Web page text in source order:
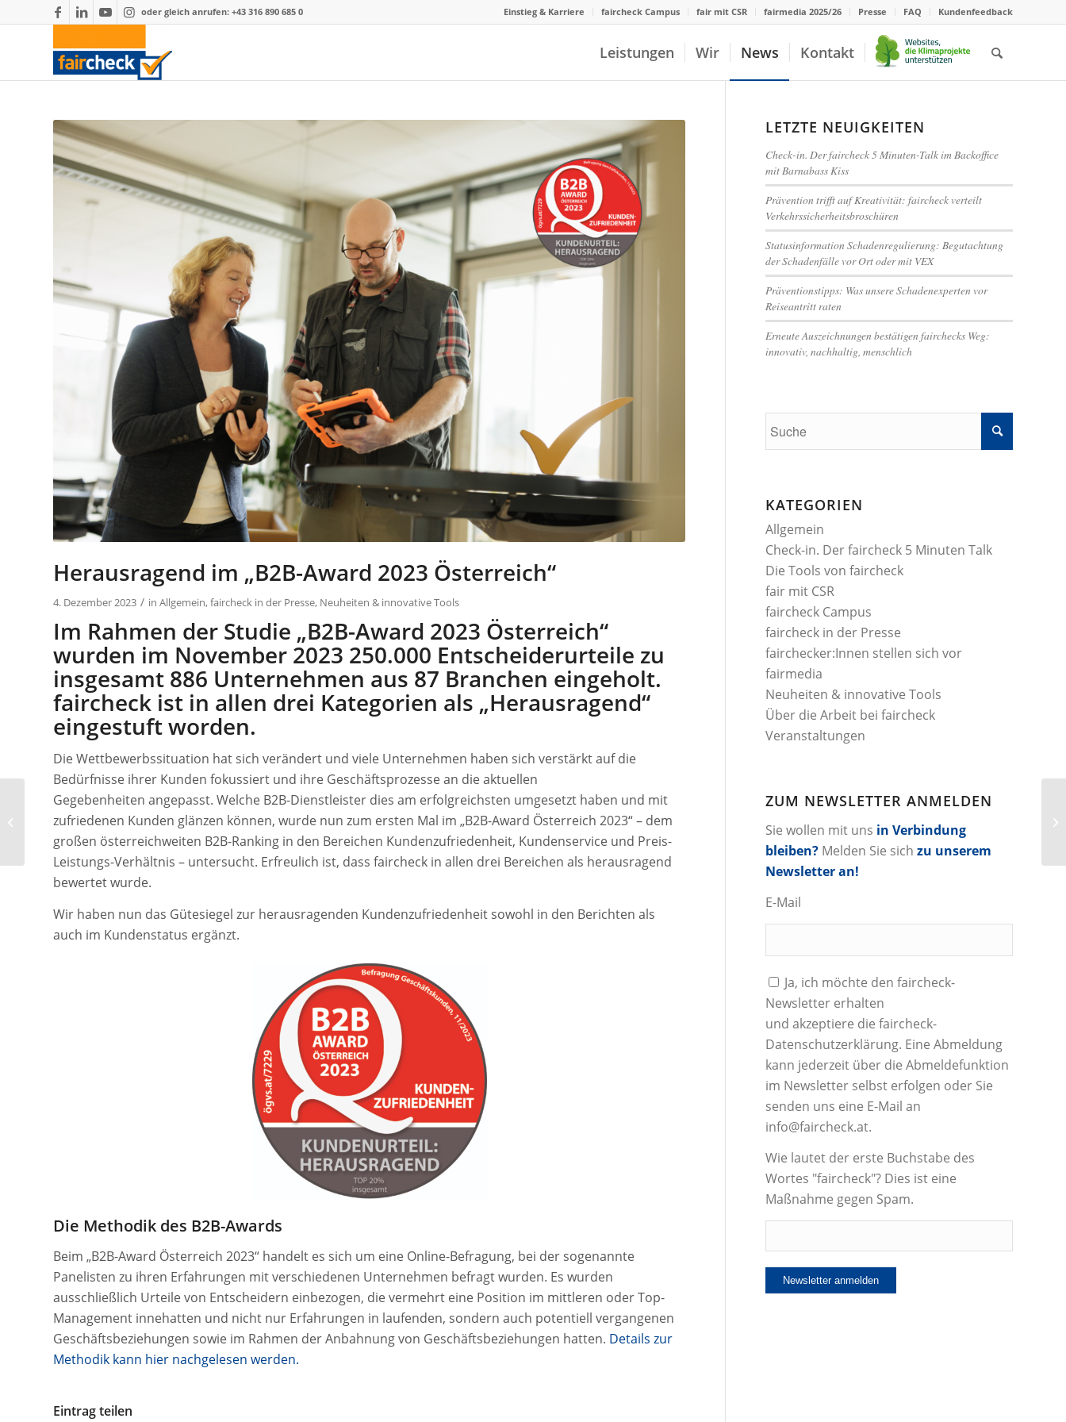
Einstieg & Karriere faircheck Campus fair mit CSR fairmedia 2025/26 Presse FAQ Kundenfeedback
oder gleich anrufen: +43 316 890 685 0
Leistungen Wir News Kontakt
Herausragend im „B2B-Award 2023 Österreich“
4. Dezember 2023 / in Allgemein,faircheck in der Presse, Neuheiten & innovative Tools
Im Rahmen der Studie „B2B-Award 2023 Österreich“
wurden im November 2023 250.000 Entscheiderurteile zu
insgesamt 886 Unternehmen aus 87 Branchen eingeholt.
faircheck ist in allen drei Kategorien als „Herausragend“
eingestuft worden.
Die Wettbewerbssituation hat sich verändert und viele Unternehmen haben sich verstärkt auf die
Bedürfnisse ihrer Kunden fokussiert und ihre Geschäftsprozesse an die aktuellen
Gegebenheiten angepasst. Welche B2B-Dienstleister dies am erfolgreichsten umgesetzt haben und mit
zufriedenen Kunden glänzen können, wurde nun zum ersten Mal im „B2B-Award Österreich 2023“ – dem
großen österreichweiten B2B-Ranking in den Bereichen Kundenzufriedenheit, Kundenservice und Preis-
Leistungs-Verhältnis – untersucht. Erfreulich ist, dass faircheck in allen drei Bereichen als herausragend
bewertet wurde.
Wir haben nun das Gütesiegel zur herausragenden Kundenzufriedenheit sowohl in den Berichten als
auch im Kundenstatus ergänzt.
Die Methodik des B2B-Awards
Beim „B2B-Award Österreich 2023“ handelt es sich um eine Online-Befragung, bei der sogenannte
Panelisten zu ihren Erfahrungen mit verschiedenen Unternehmen befragt wurden. Es wurden
ausschließlich Urteile von Entscheidern einbezogen, die vermehrt eine Position im mittleren oder Top-
Management innehatten und nicht nur Erfahrungen in laufenden, sondern auch potentiell vergangenen
Geschäftsbeziehungen sowie im Rahmen der Anbahnung von Geschäftsbeziehungen hatten. Details zur
Methodik kann hier nachgelesen werden.
Eintrag teilen
LETZTE NEUIGKEITEN
Check-in. Der faircheck 5 Minuten-Talk im Backoffice
mit Barnabass Kiss
Prävention trifft auf Kreativität: faircheck verteilt
Verkehrssicherheitsbroschüren
Statusinformation Schadenregulierung: Begutachtung
der Schadenfälle vor Ort oder mit VEX
Präventionstipps: Was unsere Schadenexperten vor
Reiseantritt raten
Erneute Auszeichnungen bestätigen fairchecks Weg:
innovativ, nachhaltig, menschlich
KATEGORIEN
Allgemein
Check-in. Der faircheck 5 Minuten Talk
Die Tools von faircheck
fair mit CSR
faircheck Campus
faircheck in der Presse
fairchecker:Innen stellen sich vor
fairmedia
Neuheiten & innovative Tools
Über die Arbeit bei faircheck
Veranstaltungen
ZUM NEWSLETTER ANMELDEN
Sie wollen mit uns in Verbindung
bleiben? Melden Sie sich zu unserem
Newsletter an!
E-Mail
Ja, ich möchte den faircheck-
Newsletter erhalten
und akzeptiere die faircheck-
Datenschutzerklärung. Eine Abmeldung
kann jederzeit über die Abmeldefunktion
im Newsletter selbst erfolgen oder Sie
senden uns eine E-Mail an
info@faircheck.at.
Wie lautet der erste Buchstabe des
Wortes "faircheck"? Dies ist eine
Maßnahme gegen Spam.
Der faircheck-
Adventkalender 2023
ist da!